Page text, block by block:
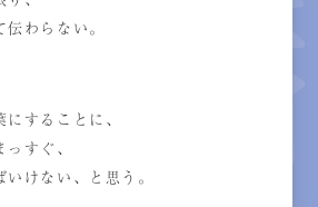
わらない。
することに、
すぐ、
けない、と思う。